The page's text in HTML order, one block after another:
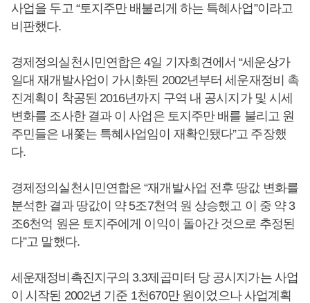
사업을 두고 “토지주만 배불리게 하는 특혜사업”이라고
비판했다.
경제정의실천시민연합은 4일 기자회견에서 “세운상가
일대 재개발사업이 가시화된 2002년부터 세운재정비 촉
진계획이 착공된 2016년까지 구역 내 공시지가 및 시세
변화를 조사한 결과 이 사업은 토지주만 배를 불리고 원
주민들은 내쫓는 특혜사업임이 재확인됐다”고 주장했
다.
경제정의실천시민연합은 “재개발사업 전후 땅값 변화를
분석한 결과 땅값이 약 5조7천억 원 상승했고 이 중 약 3
조6천억 원은 토지주에게 이익이 돌아간 것으로 추정된
다”고 말했다.
세운재정비촉진지구의 3.3제곱미터 당 공시지가는 사업
이 시작된 2002년 기준 1천670만 원이었으나 사업계획